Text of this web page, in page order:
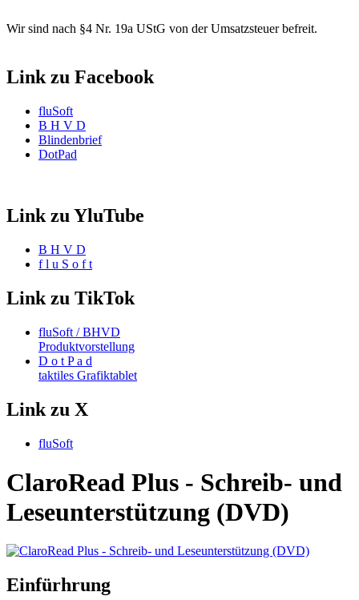
Wir sind nach §4 Nr. 19a UStG von der Umsatzsteuer befreit.
Link zu Facebook
fluSoft
B H V D
Blindenbrief
DotPad
Link zu YluTube
B H V D
f l u S o f t
Link zu TikTok
fluSoft / BHVD
Produktvorstellung
D o t P a d
taktiles Grafiktablet
Link zu X
fluSoft
ClaroRead Plus - Schreib- und
Leseunterstützung (DVD)
Einfürhrung